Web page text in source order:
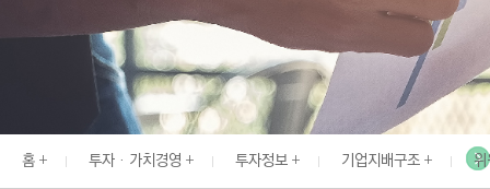
D
A
I
:
E
N
홈 투자 · 가치경영 투자정보 기업지배구조